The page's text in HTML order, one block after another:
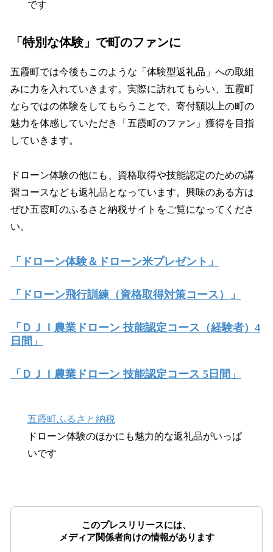
です
「特別な体験」で町のファンに
五霞町では今後もこのような「体験型返礼品」への取組
みに力を入れていきます。実際に訪れてもらい、五霞町
ならではの体験をしてもらうことで、寄付額以上の町の
魅力を体感していただき「五霞町のファン」獲得を目指
していきます。
ドローン体験の他にも、資格取得や技能認定のための講
習コースなども返礼品となっています。興味のある方は
ぜひ五霞町のふるさと納税サイトをご覧になってくださ
い。
「ドローン体験＆ドローン米プレゼント」
「ドローン飛行訓練（資格取得対策コース）」
「ＤＪＩ農業ドローン 技能認定コース（経験者）4
日間」
「ＤＪＩ農業ドローン 技能認定コース 5日間」
五霞町ふるさと納税
ドローン体験のほかにも魅力的な返礼品がいっぱ
いです
このプレスリリースには、
メディア関係者向けの情報があります